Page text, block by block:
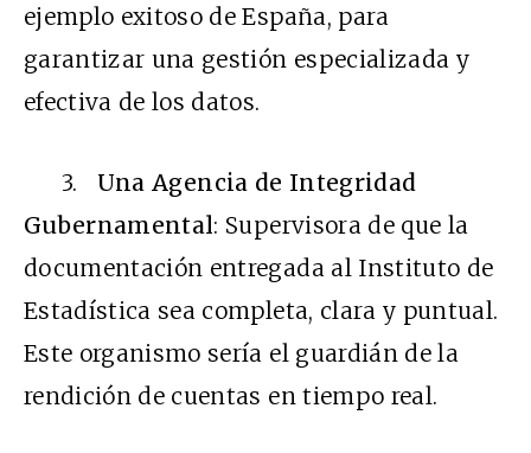
ejemplo exitoso de España, para
garantizar una gestión especializada y
efectiva de los datos.
3. Una Agencia de Integridad
Gubernamental: Supervisora de que la
documentación entregada al Instituto de
Estadística sea completa, clara y puntual.
Este organismo sería el guardián de la
rendición de cuentas en tiempo real.